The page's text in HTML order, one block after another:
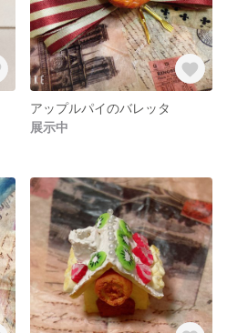
アップルパイのバレッタ
展示中